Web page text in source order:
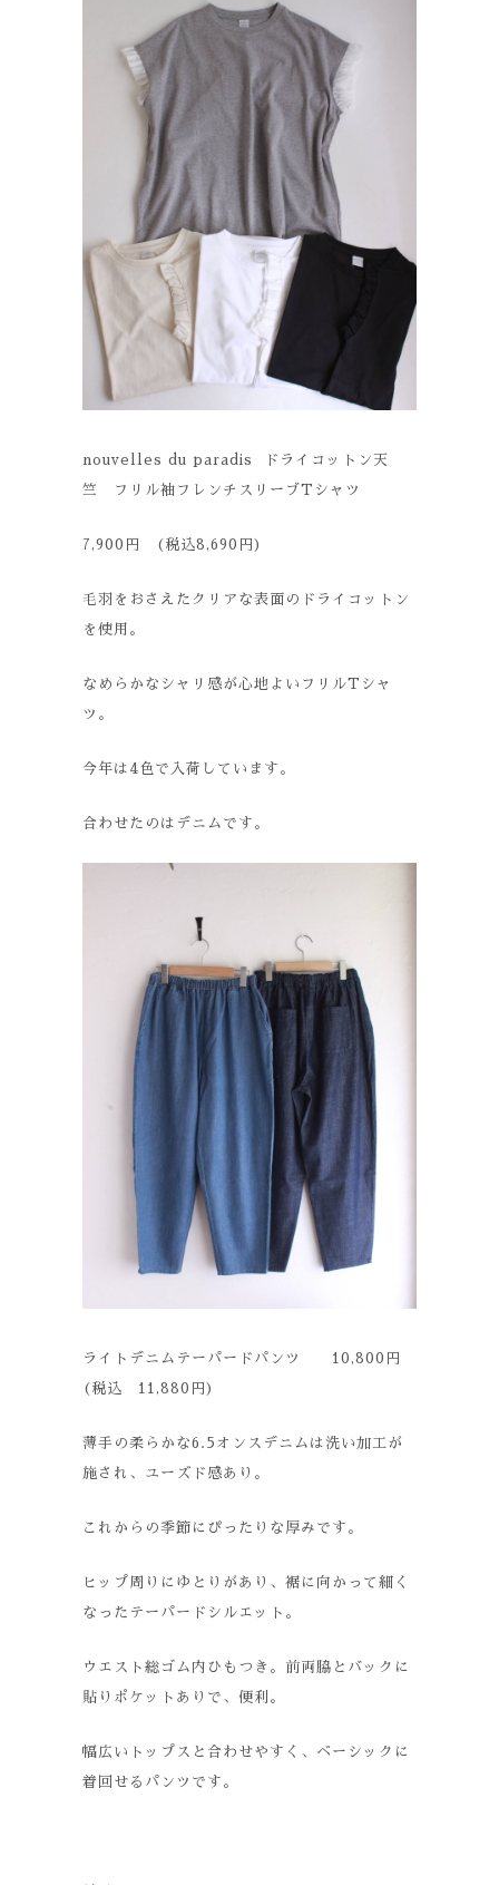
nouvelles du paradis ドライコットン天
竺 フリル袖フレンチスリーブTシャツ
7,900円 (税込8,690円)
毛羽をおさえたクリアな表面のドライコットン
を使用。
なめらかなシャリ感が心地よいフリルTシャ
ツ。
今年は4色で入荷しています。
合わせたのはデニムです。
ライトデニムテーパードパンツ 10,800円
(税込 11,880円)
薄手の柔らかな6.5オンスデニムは洗い加工が
施され、ユーズド感あり。
これからの季節にぴったりな厚みです。
ヒップ周りにゆとりがあり、裾に向かって細く
なったテーパードシルエット。
ウエスト総ゴム内ひもつき。前両脇とバックに
貼りポケットありで、便利。
幅広いトップスと合わせやすく、ベーシックに
着回せるパンツです。